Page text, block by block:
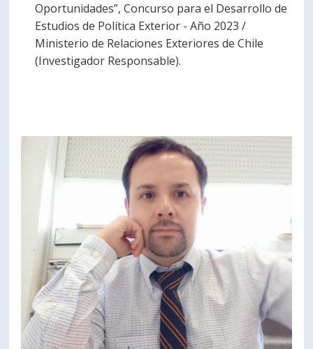
Oportunidades”, Concurso para el Desarrollo de
Estudios de Política Exterior - Año 2023 /
Ministerio de Relaciones Exteriores de Chile
(Investigador Responsable).